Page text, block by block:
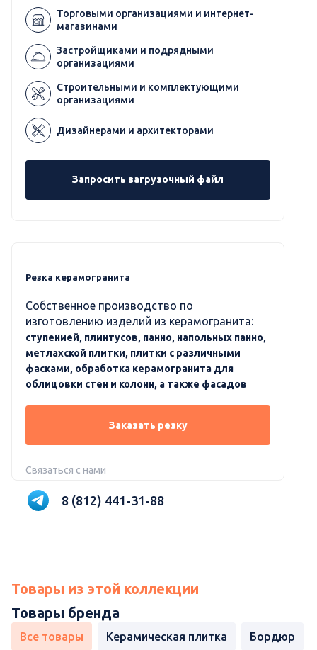
Торговыми организациями и интернет-
магазинами
Застройщиками и подрядными
организациями
Строительными и комплектующими
организациями
Дизайнерами и архитекторами
Запросить загрузочный файл
Резка керамогранита
Собственное производство по
изготовлению изделий из керамогранита:
ступенией, плинтусов, панно, напольных панно,
метлахской плитки, плитки с различными
фасками, обработка керамогранита для
облицовки стен и колонн, а также фасадов
Заказать резку
Связаться с нами
8 (812) 441-31-88
Товары из этой коллекции
Товары бренда
Все товары Керамическая плитка Бордюр